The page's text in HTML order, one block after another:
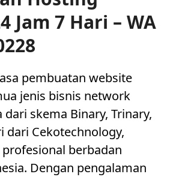
Jam 7 Hari – WA
pembuatan website
jenis bisnis network
skema Binary, Trinary,
dari Cekotechnology,
berbadan
Dengan pengalaman